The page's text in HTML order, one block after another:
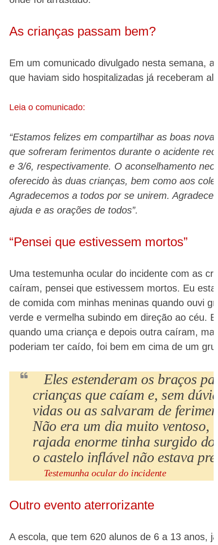
As crianças passam bem?
Em um comunicado divulgado nesta semana,
que haviam sido hospitalizadas já receberam
Leia o comunicado:
“Estamos felizes em compartilhar as boas
que sofreram ferimentos durante o acidente
e 3/6, respectivamente. O aconselhamento
oferecido às duas crianças, bem como aos
Agradecemos a todos por se unirem.
ajuda e as orações de todos”.
“Pensei que estivessem mortos”
Uma testemunha ocular do incidente com as
caíram, pensei que estivessem mortos. Eu
de comida com minhas meninas quando ouvi
verde e vermelha subindo em direção ao céu.
quando uma criança e depois outra caíram,
poderiam ter caído, foi bem em cima de um
Eles estenderam os braços
crianças que caíam e, sem
vidas ou as salvaram de
Não era um dia muito ventoso,
rajada enorme tinha surgido
o castelo inflável não estava
Testemunha ocular do incidente
Outro evento aterrorizante
A escola, que tem 620 alunos de 6 a 13 anos,